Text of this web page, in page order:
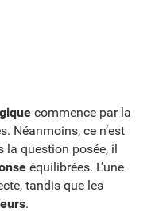
commence par la
Néanmoins, ce n’est
la question posée, il
équilibrées. L’une
tandis que les
.